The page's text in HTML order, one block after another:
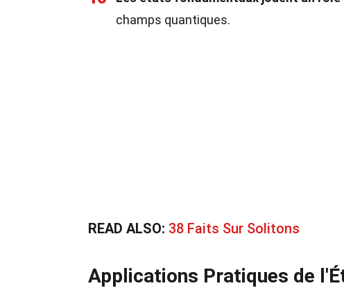
champs quantiques.
READ ALSO: 38 Faits Sur Solitons
Applications Pratiques de